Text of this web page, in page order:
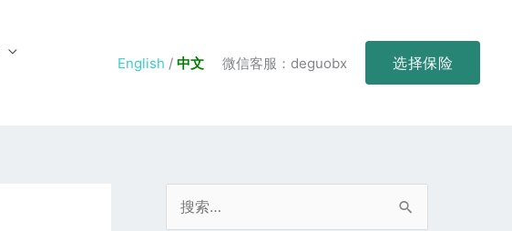
English / 中文 微信客服：deguobx 选择保险